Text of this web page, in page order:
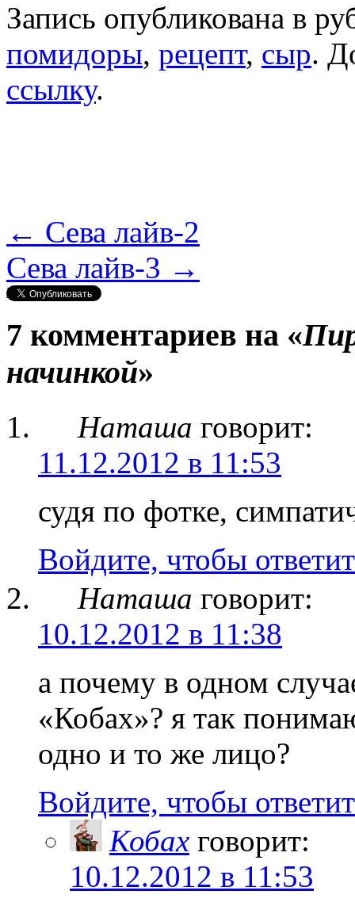
Запись опубликована в
помидоры, рецепт, сыр.
ссылку.
← Сева лайв-2
Сева лайв-3 →
Нравится
7 комментариев на «
начинкой»
Наташа говорит:
11.12.2012 в 11:53
судя по фотке,
Войдите, чтобы
Наташа говорит:
10.12.2012 в 11:38
а почему в одном
«Кобах»? я так
одно и то же лицо?
Войдите, чтобы
Кобах говорит:
10.12.2012 в 11:53